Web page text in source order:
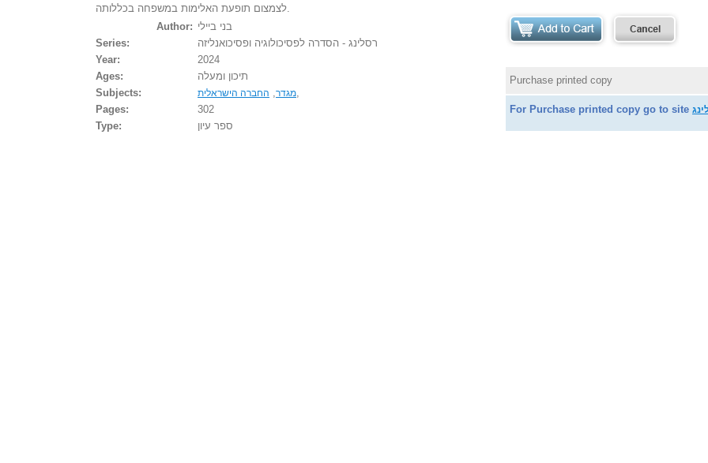
לצמצום תופעת האלימות במשפחה בכללותה.
Author: בני ביילי
Series:
רסלינג - הסדרה לפסיכולוגיה ופסיכואנליזה
Year:
2024
Ages:
תיכון ומעלה
Subjects:
מגדר, החברה הישראלית
,
Pages:
302
Type:
ספר עיון
Purchase printed copy
For Purchase printed copy go to site